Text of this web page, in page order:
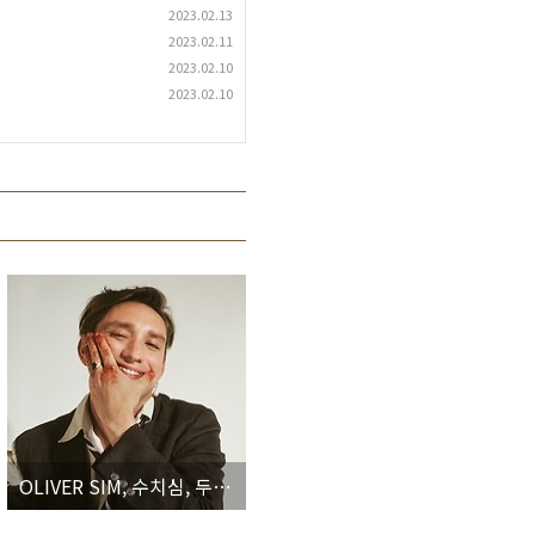
2023.02.13
2023.02.11
2023.02.10
2023.02.10
OLIVER SIM, 수치심, 두려움을 이겨내려는 올리버 심의 첫걸음